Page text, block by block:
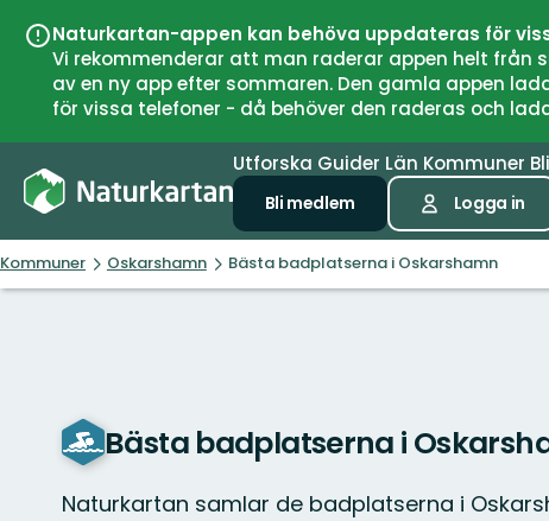
Naturkartan-appen kan behöva uppdateras för
Vi rekommenderar att man raderar appen helt från
av en ny app efter sommaren. Den gamla appen
för vissa telefoner - då behöver den raderas och
Utforska Guider Län Kommuner
Bli medlem Logga in
Kommuner Oskarshamn Bästa badplatserna i Oskarshamn
Bästa badplatserna i
Naturkartan samlar de badplatserna i